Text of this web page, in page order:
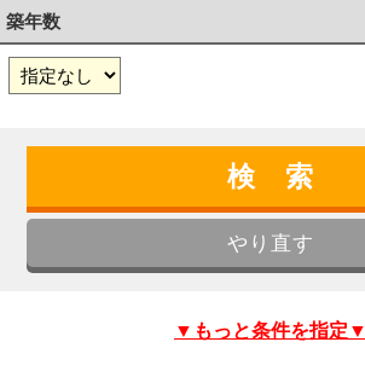
築年数
▼もっと条件を指定▼